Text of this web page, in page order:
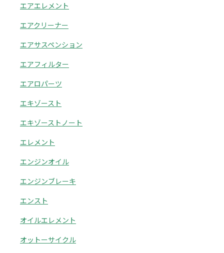
エアエレメント
エアクリーナー
エアサスペンション
エアフィルター
エアロパーツ
エキゾースト
エキゾーストノート
エレメント
エンジンオイル
エンジンブレーキ
エンスト
オイルエレメント
オットーサイクル